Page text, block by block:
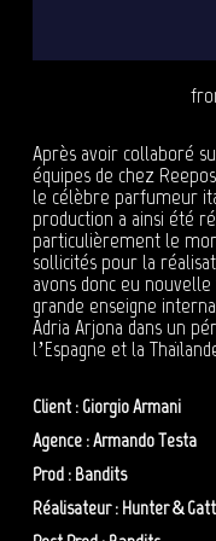
Après avoir collaboré
équipes de chez
le célèbre parfumeur
production a ainsi été
particulièrement le
sollicités pour la
avons donc eu
grande enseigne
Adria Arjona dans un
l’Espagne et la
Client : Giorgio Armani
Agence : Armando Testa
Prod : Bandits
Réalisateur : Hunter &